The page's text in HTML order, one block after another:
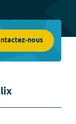
nous